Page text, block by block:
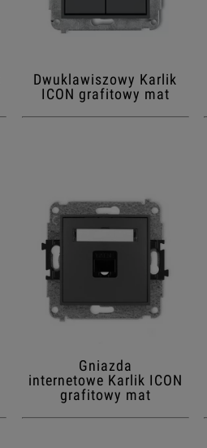
Dwuklawiszowy Karlik
ICON grafitowy mat
Gniazda
internetowe Karlik ICON
grafitowy mat